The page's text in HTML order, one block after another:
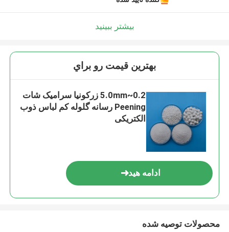
بیشتر ببینید
بهترين قيمت رو براي
0.2~5.0mm زرکونیا سرامیک شات
Peening رسانه گلوله کم لباس ذوب
الکتریکی
ادامه هید
محصولات توصیه شده